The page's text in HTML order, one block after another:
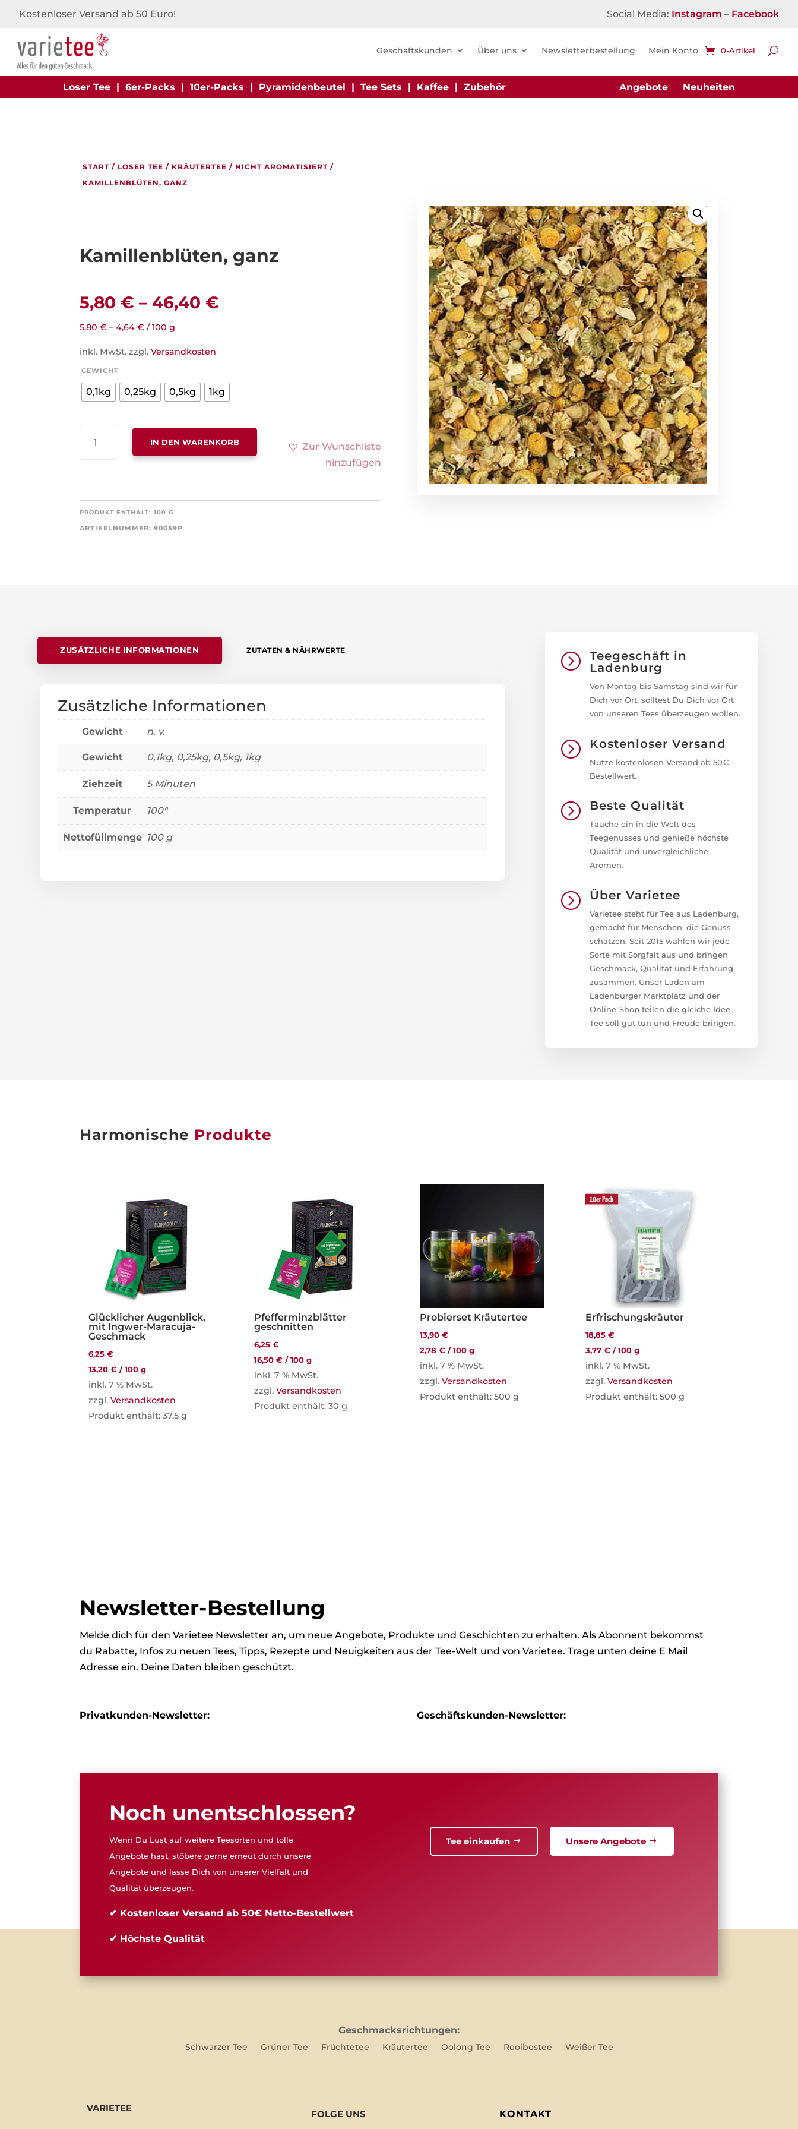
Kostenloser Versand ab 50 Euro! Social Media: Instagram – Facebook
Geschäftskunden Über uns Newsletterbestellung Mein Konto 0-Artikel
Loser Tee| 6er-Packs | 10er-Packs | Pyramidenbeutel | Tee Sets | Kaffee| Zubehör Angebote Neuheiten
START / LOSER TEE / KRÄUTERTEE / NICHT AROMATISIERT /
KAMILLENBLÜTEN, GANZ
Kamillenblüten, ganz
5,80€ –46,40€
5,80€ –4,64€ /100 g
inkl. MwSt. zzgl.Versandkosten
GEWICHT
0,1kg 0,25kg 0,5kg 1kg
KAMILLENBLÜTEN,
GANZ
IN DEN WARENKORB
Zur Wunschliste
hinzufügen
PRODUKT ENTHÄLT: 100G
ARTIKELNUMMER:90059P
ZUSÄTZLICHE INFORMATIONEN ZUTATEN & NÄHRWERTE
Zusätzliche Informationen
Gewicht n. v.
Gewicht 0,1kg, 0,25kg, 0,5kg, 1kg
Ziehzeit 5 Minuten
Temperatur 100°
Nettofüllmenge 100 g
=
Teegeschäft in
Ladenburg
Von Montag bis Samstag sind wir für
Dich vor Ort, solltest Du Dich vor Ort
von unseren Tees überzeugen wollen.
= Kostenloser Versand
Nutze kostenlosen Versand ab 50€
Bestellwert.
= Beste Qualität
Tauche ein in die Welt des
Teegenusses und genieße höchste
Qualität und unvergleichliche
Aromen.
= Über Varietee
Varietee steht für Tee aus Ladenburg,
gemacht für Menschen, die Genuss
schätzen. Seit 2015 wählen wir jede
Sorte mit Sorgfalt aus und bringen
Geschmack, Qualität und Erfahrung
zusammen. Unser Laden am
Ladenburger Marktplatz und der
Online-Shop teilen die gleiche Idee,
Tee soll gut tun und Freude bringen.
Harmonische Produkte
Glücklicher Augenblick,
mit Ingwer-Maracuja-
Geschmack
6,25€
13,20€ /100 g
inkl. 7 % MwSt.
zzgl.Versandkosten
Produkt enthält: 37,5g
Pfefferminzblätter
geschnitten
6,25€
16,50€ /100 g
inkl. 7 % MwSt.
zzgl.Versandkosten
Produkt enthält: 30g
Probierset Kräutertee
13,90€
2,78€ /100 g
inkl. 7 % MwSt.
zzgl.Versandkosten
Produkt enthält: 500g
Erfrischungskräuter
18,85€
3,77€ /100 g
inkl. 7 % MwSt.
zzgl.Versandkosten
Produkt enthält: 500g
Newsletter-Bestellung
Melde dich für den Varietee Newsletter an, um neue Angebote, Produkte und Geschichten zu erhalten. Als Abonnent bekommst
du Rabatte, Infos zu neuen Tees, Tipps, Rezepte und Neuigkeiten aus der Tee-Welt und von Varietee. Trage unten deine E Mail
Adresse ein. Deine Daten bleiben geschützt.
Privatkunden-Newsletter: Geschäftskunden-Newsletter:
Noch unentschlossen?
Wenn Du Lust auf weitere Teesorten und tolle
Angebote hast, stöbere gerne erneut durch unsere
Angebote und lasse Dich von unserer Vielfalt und
Qualität überzeugen.
✔ Kostenloser Versand ab 50€ Netto-Bestellwert
✔ Höchste Qualität
Tee einkaufen Unsere Angebote
Geschmacksrichtungen:
Schwarzer Tee Grüner Tee Früchtetee Kräutertee Oolong Tee Rooibostee Weißer Tee
VARIETEE
FOLGE UNS KONTAKT